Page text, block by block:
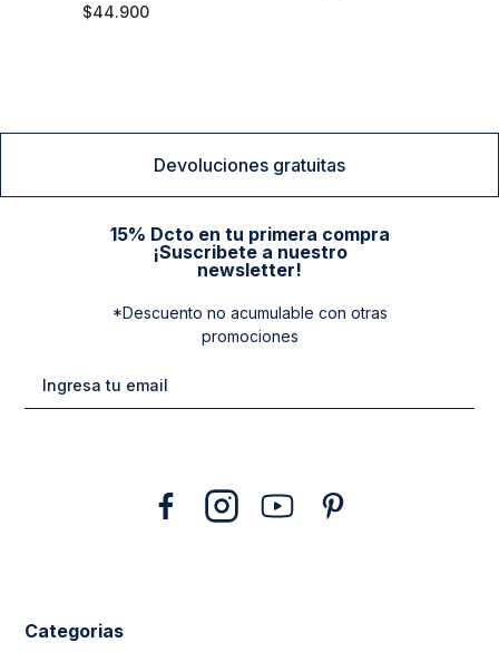
$44.900
Devoluciones gratuitas
15% Dcto en tu primera compra
¡Suscribete a nuestro
newsletter!
*Descuento no acumulable con otras
promociones
Categorias